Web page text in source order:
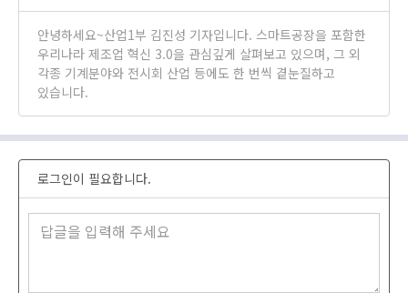
안녕하세요~산업1부 김진성 기자입니다. 스마트공장을 포함한
우리나라 제조업 혁신 3.0을 관심깊게 살펴보고 있으며, 그 외
각종 기계분야와 전시회 산업 등에도 한 번씩 곁눈질하고
있습니다.
로그인이 필요합니다.